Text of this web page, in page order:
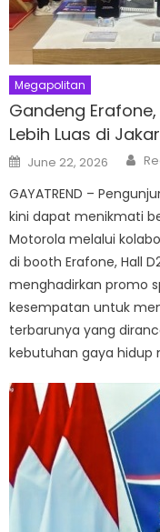
Megapolitan
Gandeng
Lebih Luas di
Posted
on
June 22, 2026
GAYATREND –
kini dapat menikmati
Motorola melalui
di booth Erafone, Hall
menghadirkan promo
kesempatan untuk
terbarunya yang
kebutuhan gaya hidup